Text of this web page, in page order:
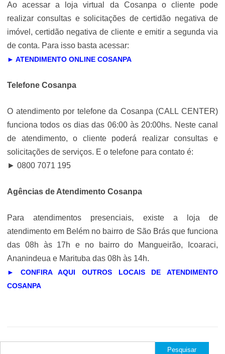
Ao acessar a loja virtual da Cosanpa o cliente pode
realizar consultas e solicitações de certidão negativa de
imóvel, certidão negativa de cliente e emitir a segunda via
de conta. Para isso basta acessar:
► ATENDIMENTO ONLINE COSANPA
Telefone Cosanpa
O atendimento por telefone da Cosanpa (CALL CENTER)
funciona todos os dias das 06:00 às 20:00hs. Neste canal
de atendimento, o cliente poderá realizar consultas e
solicitações de serviços. E o telefone para contato é:
► 0800 7071 195
Agências de Atendimento Cosanpa
Para atendimentos presenciais, existe a loja de
atendimento em Belém no bairro de São Brás que funciona
das 08h às 17h e no bairro do Mangueirão, Icoaraci,
Ananindeua e Marituba das 08h às 14h.
► CONFIRA AQUI OUTROS LOCAIS DE ATENDIMENTO
COSANPA